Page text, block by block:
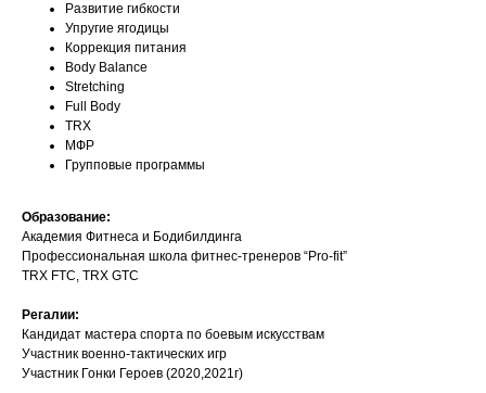
Развитие гибкости
Упругие ягодицы
Коррекция питания
Body Balance
Stretching
Full Body
TRX
МФР
Групповые программы
Образование:
Академия Фитнеса и Бодибилдинга
Профессиональная школа фитнес-тренеров “Pro-fit”
TRX FTC, TRX GTC
Регалии:
Кандидат мастера спорта по боевым искусствам
Участник военно-тактических игр
Участник Гонки Героев (2020,2021г)